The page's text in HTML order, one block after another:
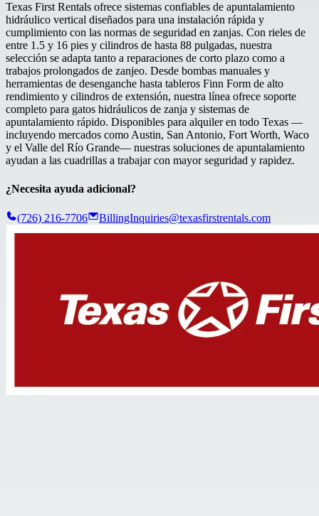
Texas First Rentals ofrece sistemas confiables de apuntalamiento
hidráulico vertical diseñados para una instalación rápida y
cumplimiento con las normas de seguridad en zanjas. Con rieles de
entre 1.5 y 16 pies y cilindros de hasta 88 pulgadas, nuestra
selección se adapta tanto a reparaciones de corto plazo como a
trabajos prolongados de zanjeo. Desde bombas manuales y
herramientas de desenganche hasta tableros Finn Form de alto
rendimiento y cilindros de extensión, nuestra línea ofrece soporte
completo para gatos hidráulicos de zanja y sistemas de
apuntalamiento rápido. Disponibles para alquiler en todo Texas —
incluyendo mercados como Austin, San Antonio, Fort Worth, Waco
y el Valle del Río Grande— nuestras soluciones de apuntalamiento
ayudan a las cuadrillas a trabajar con mayor seguridad y rapidez.
¿Necesita ayuda adicional?
(726) 216-7706 BillingInquiries@texasfirstrentals.com